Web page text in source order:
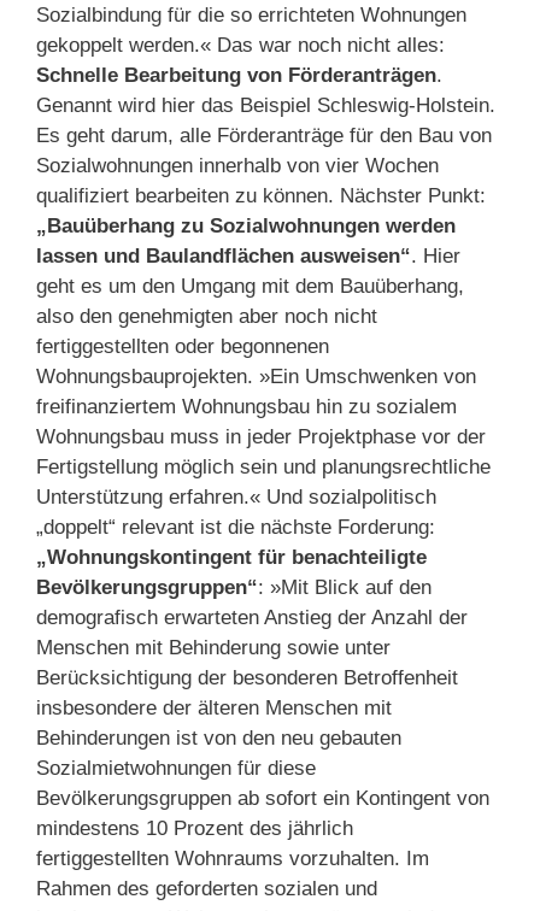
Sozialbindung für die so errichteten Wohnungen
gekoppelt werden.« Das war noch nicht alles:
Schnelle Bearbeitung von Förderanträgen.
Genannt wird hier das Beispiel Schleswig-Holstein.
Es geht darum, alle Förderanträge für den Bau von
Sozialwohnungen innerhalb von vier Wochen
qualifiziert bearbeiten zu können. Nächster Punkt:
„Bauüberhang zu Sozialwohnungen werden
lassen und Baulandflächen ausweisen“. Hier
geht es um den Umgang mit dem Bauüberhang,
also den genehmigten aber noch nicht
fertiggestellten oder begonnenen
Wohnungsbauprojekten. »Ein Umschwenken von
freifinanziertem Wohnungsbau hin zu sozialem
Wohnungsbau muss in jeder Projektphase vor der
Fertigstellung möglich sein und planungsrechtliche
Unterstützung erfahren.« Und sozialpolitisch
„doppelt“ relevant ist die nächste Forderung:
„Wohnungskontingent für benachteiligte
Bevölkerungsgruppen“: »Mit Blick auf den
demografisch erwarteten Anstieg der Anzahl der
Menschen mit Behinderung sowie unter
Berücksichtigung der besonderen Betroffenheit
insbesondere der älteren Menschen mit
Behinderungen ist von den neu gebauten
Sozialmietwohnungen für diese
Bevölkerungsgruppen ab sofort ein Kontingent von
mindestens 10 Prozent des jährlich
fertiggestellten Wohnraums vorzuhalten. Im
Rahmen des geforderten sozialen und